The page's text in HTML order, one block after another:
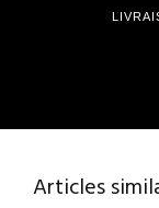
Articles